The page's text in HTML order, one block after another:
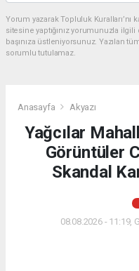
Yorum yazarak Topluluk
sitesine yaptığınız yorumunuzla
başınıza üstleniyorsunuz. Yazılan
sorumlu tutulamaz.
Anasayfa Akyazı
Yağcılar
Görüntüler
Skandal
08.08.2026 - 11:19,